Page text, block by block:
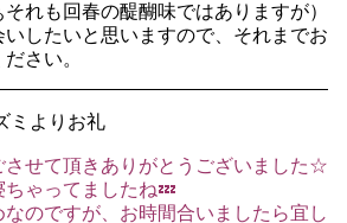
れも回春の醍醐味ではありますが）
したいと思いますので、それまでお
さい。
ミよりお礼
させて頂きありがとうございました☆
ゃってましたね💤
のですが、お時間合いましたら宜し